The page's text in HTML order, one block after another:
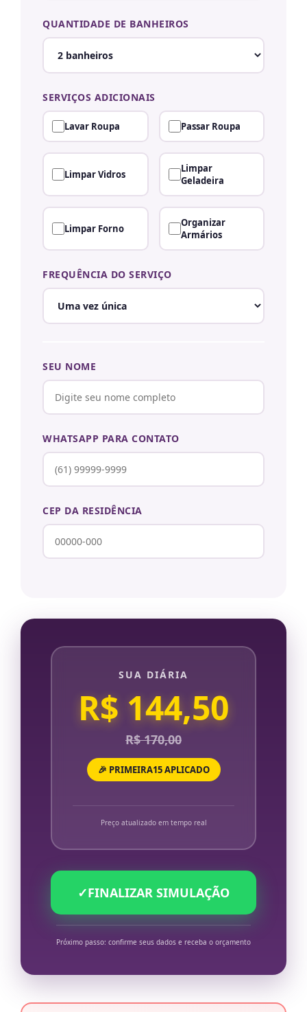
QUANTIDADE DE BANHEIROS
SERVIÇOS ADICIONAIS
Lavar Roupa Passar Roupa
Limpar Vidros
Limpar
Geladeira
Limpar Forno
Organizar
Armários
FREQUÊNCIA DO SERVIÇO
SEU NOME
WHATSAPP PARA CONTATO
CEP DA RESIDÊNCIA
SUA DIÁRIA
R$ 144,50
R$ 170,00
🎉 PRIMEIRA15 APLICADO
Preço atualizado em tempo real
✓FINALIZAR SIMULAÇÃO
Próximo passo: confirme seus dados e receba o orçamento